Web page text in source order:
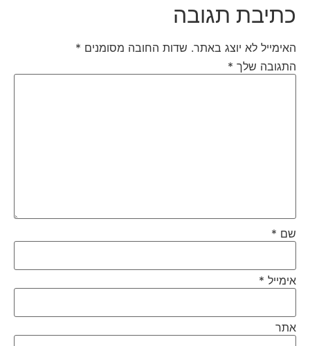
כתיבת תגובה
האימייל לא יוצג באתר. שדות החובה מסומנים *
התגובה שלך *
שם *
אימייל *
אתר